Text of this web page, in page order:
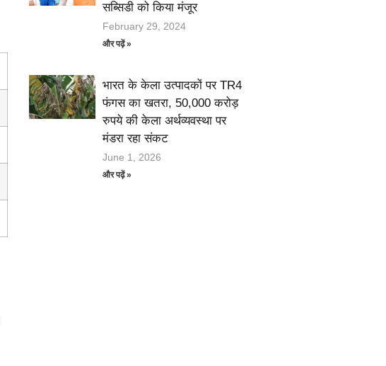
सब्सिडी को किया मंजूर
February 29, 2024
और पढ़ें »
भारत के केला उत्पादकों पर TR4
फंगस का खतरा, 50,000 करोड़
रुपये की केला अर्थव्यवस्था पर
मंडरा रहा संकट
June 1, 2026
और पढ़ें »